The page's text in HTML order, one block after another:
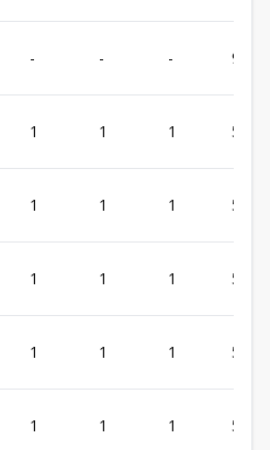
- - - 97.2
1 1 1 51.5
1 1 1 51.5
1 1 1 51.5
1 1 1 51.5
1 1 1 51.5